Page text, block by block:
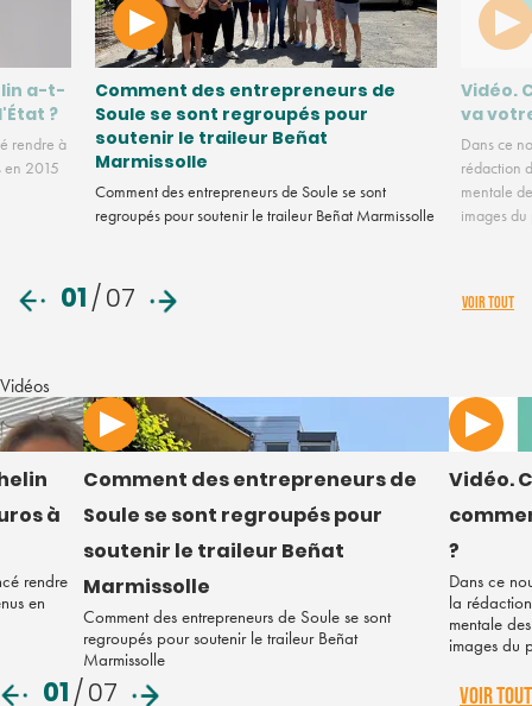
a-t-
?
rendre à
en 2015
Comment des entrepreneurs de
Soule se sont regroupés pour
soutenir le traileur Beñat
Marmissolle
Comment des entrepreneurs de Soule se sont
regroupés pour soutenir le traileur Beñat Marmissolle
Vidéo.
va
Dans ce
rédaction
mentale
images
01/07 VOIR TOUT
Vidéos
à
rendre
en
Comment des entrepreneurs de
Soule se sont regroupés pour
soutenir le traileur Beñat
Marmissolle
Comment des entrepreneurs de Soule se sont
regroupés pour soutenir le traileur Beñat
Marmissolle
Vidéo.
?
Dans ce
la
mentale
images du
01/07 VOIR TOUT